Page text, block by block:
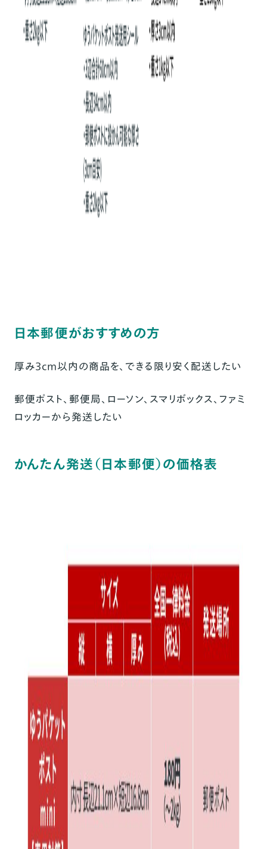
日本郵便がおすすめの方
厚み3cm以内の商品を、できる限り安く配送したい
郵便ポスト、郵便局、ローソン、スマリボックス、ファミ
ロッカーから発送したい
かんたん発送（日本郵便）の価格表